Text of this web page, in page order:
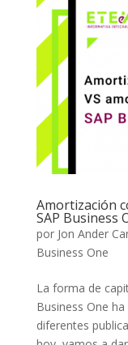
Amortización
SAP Business
por Jon Ander
Business One
La forma de
Business One
diferentes